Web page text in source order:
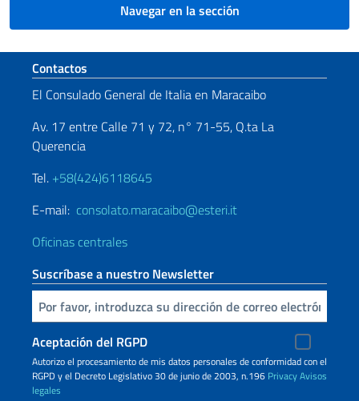
Navegar en la sección
Sezione footer
Contactos
El Consulado General de Italia en Maracaibo
Av. 17 entre Calle 71 y 72, n° 71-55, Q.ta La
Querencia
Tel. +58(424)6118645
E-mail: consolato.maracaibo@esteri.it
Oficinas centrales
Suscríbase a nuestro Newsletter
Inserta tu correo electronico
Aceptación del RGPD
Autorizo ​​el procesamiento de mis datos personales de conformidad con el
RGPD y el Decreto Legislativo 30 de junio de 2003, n.196 PrivacyAvisos
legales